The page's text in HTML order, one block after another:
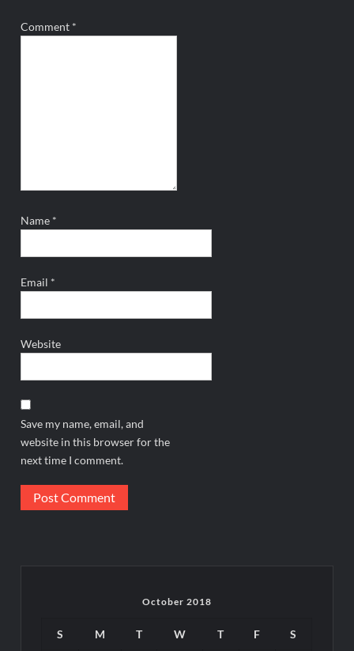
Comment *
Name *
Email *
Website
Save my name, email, and
website in this browser for the
next time I comment.
October 2018
S M T W T F S